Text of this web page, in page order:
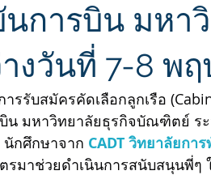
นการบิน มห
งวันที่ 7-8 พ
ารรับสมัครคัดเลือกลูกเรือ
น มหาวิทยาลัยธุรกิจบัณฑิตย์ ร
กศึกษาจาก CADT วิทยาลัยก
รมาช่วยดำเนินการสนับสนุนพี่ๆ